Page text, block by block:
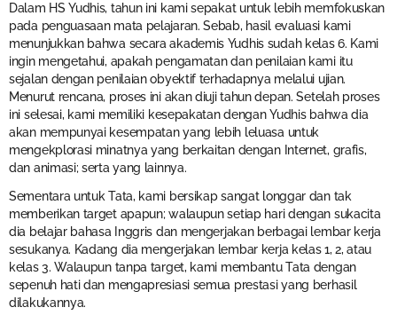
Dalam HS Yudhis, tahun ini kami sepakat untuk lebih memfokuskan
pada penguasaan mata pelajaran. Sebab, hasil evaluasi kami
menunjukkan bahwa secara akademis Yudhis sudah kelas 6. Kami
ingin mengetahui, apakah pengamatan dan penilaian kami itu
sejalan dengan penilaian obyektif terhadapnya melalui ujian.
Menurut rencana, proses ini akan diuji tahun depan. Setelah proses
ini selesai, kami memiliki kesepakatan dengan Yudhis bahwa dia
akan mempunyai kesempatan yang lebih leluasa untuk
mengekplorasi minatnya yang berkaitan dengan Internet, grafis,
dan animasi; serta yang lainnya.
Sementara untuk Tata, kami bersikap sangat longgar dan tak
memberikan target apapun; walaupun setiap hari dengan sukacita
dia belajar bahasa Inggris dan mengerjakan berbagai lembar kerja
sesukanya. Kadang dia mengerjakan lembar kerja kelas 1, 2, atau
kelas 3. Walaupun tanpa target, kami membantu Tata dengan
sepenuh hati dan mengapresiasi semua prestasi yang berhasil
dilakukannya.